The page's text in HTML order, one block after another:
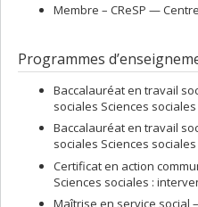
Membre – CReSP —
Programmes
Baccalauréat en travail
sociales Sciences
Baccalauréat en travail
sociales Sciences
Certificat en action
Sciences sociales :
Maîtrise en service social